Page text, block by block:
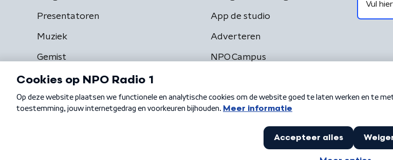
Presentatoren
Muziek
Gemist
App de studio
Adverteren
NPO Campus
Algemene voorwaarden Privacybeleid